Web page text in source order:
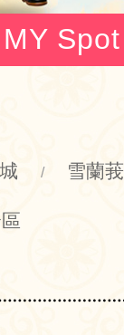
MY Spot
/ 雪蘭莪